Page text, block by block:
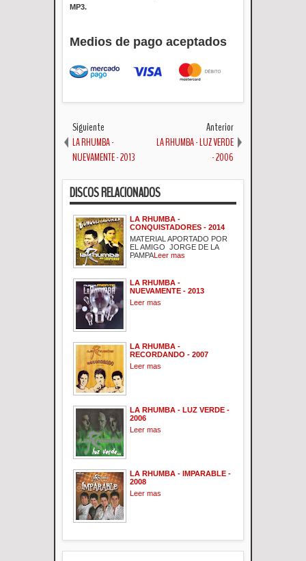
MP3.
Medios de pago aceptados
Siguiente
LA RHUMBA -
NUEVAMENTE - 2013
Anterior
LA RHUMBA - LUZ VERDE
- 2006
DISCOS RELACIONADOS
LA RHUMBA -
CONQUISTADORES - 2014
MATERIAL APORTADO POR
EL AMIGO JORGE DE LA
PAMPALeer mas
LA RHUMBA -
NUEVAMENTE - 2013
Leer mas
LA RHUMBA -
RECORDANDO - 2007
Leer mas
LA RHUMBA - LUZ VERDE -
2006
Leer mas
LA RHUMBA - IMPARABLE -
2008
Leer mas